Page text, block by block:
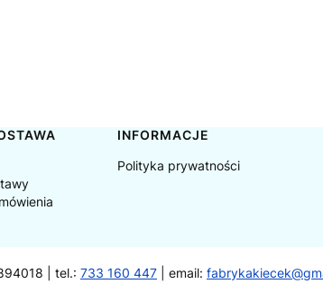
INFORMACJE
Polityka prywatności
| tel.: 733 160 447 | email: